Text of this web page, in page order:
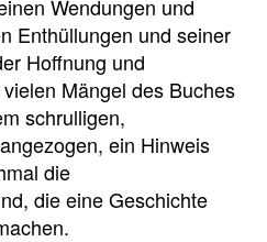
Wendungen und
Enthüllungen und seiner
Hoffnung und
Mängel des Buches
schrulligen,
ein Hinweis
die
die eine Geschichte